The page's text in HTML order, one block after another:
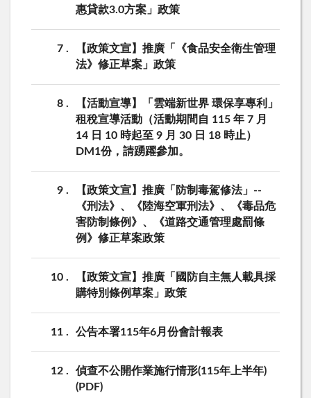
惠貸款3.0方案」政策
7
【政策文宣】推廣「《食品安全衛生管理
法》修正草案」政策
8
【活動宣導】「雲端新世界 環保享專利」
租稅宣導活動（活動期間自 115 年 7 月
14 日 10 時起至 9 月 30 日 18 時止）
DM1份，請踴躍參加。
9
【政策文宣】推廣「防制毒駕修法」--
《刑法》、《陸海空軍刑法》、《毒品危
害防制條例》、《道路交通管理處罰條
例》修正草案政策
10
【政策文宣】推廣「國防自主無人載具採
購特別條例草案」政策
11 公告本署115年6月份會計報表
12
偵查不公開作業施行情形(115年上半年)
(PDF)